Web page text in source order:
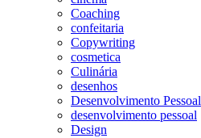
Coaching
confeitaria
Copywriting
cosmetica
Culinária
desenhos
Desenvolvimento Pessoal
desenvolvimento pessoal
Design